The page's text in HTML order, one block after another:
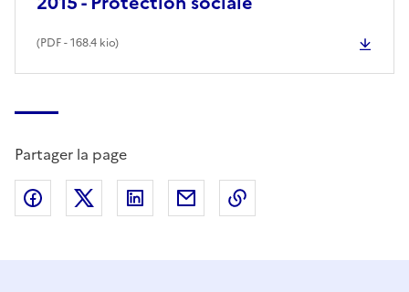
(PDF- 168.4 kio)
Partager la page
Partager sur Facebook
Partager sur X (anciennement Twitter)
Partager sur LinkedIn
Partager par email